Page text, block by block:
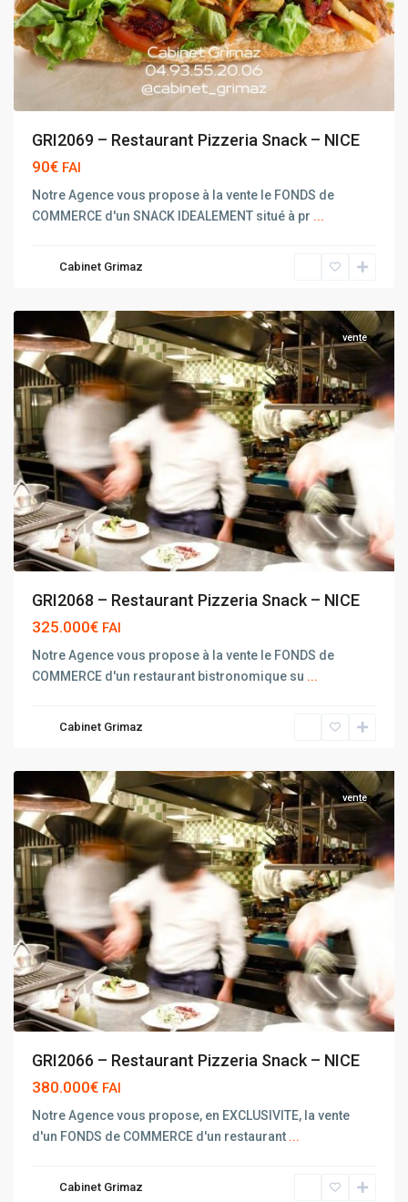
GRI2069 – Restaurant Pizzeria Snack – NICE
90€ FAI
Notre Agence vous propose à la vente le FONDS de
COMMERCE d'un SNACK IDEALEMENT situé à pr ...
Cabinet Grimaz
vente
GRI2068 – Restaurant Pizzeria Snack – NICE
325.000€ FAI
Notre Agence vous propose à la vente le FONDS de
COMMERCE d'un restaurant bistronomique su ...
Cabinet Grimaz
vente
GRI2066 – Restaurant Pizzeria Snack – NICE
380.000€ FAI
Notre Agence vous propose, en EXCLUSIVITE, la vente
d'un FONDS de COMMERCE d'un restaurant ...
Cabinet Grimaz